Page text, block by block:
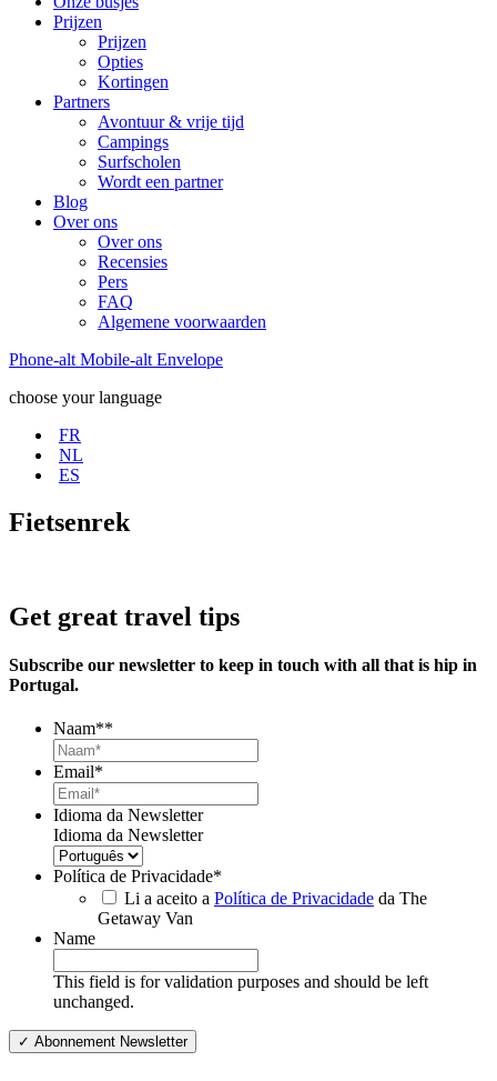
Prijzen
Prijzen
Opties
Kortingen
Partners
Avontuur & vrije tijd
Campings
Surfscholen
Wordt een partner
Blog
Over ons
Over ons
Recensies
Pers
FAQ
Algemene voorwaarden
Phone-alt Mobile-alt Envelope
choose your language
FR
NL
ES
Fietsenrek
Get great travel tips
Subscribe our newsletter to keep in touch with all that is hip in
Portugal.
Naam**
Email*
Idioma da Newsletter
Idioma da Newsletter
Política de Privacidade*
Li a aceito a Política de Privacidade da The
Getaway Van
Name
This field is for validation purposes and should be left
unchanged.